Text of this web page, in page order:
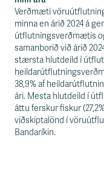
Verðmæti
minna en árið 2024 á
útflutningsverðmætis
samanborið við árið
stærsta hlutdeild í
38,9% af
ári. Mesta hlutdeild í
áttu ferskur fiskur
viðskiptalönd í
Bandaríkin.